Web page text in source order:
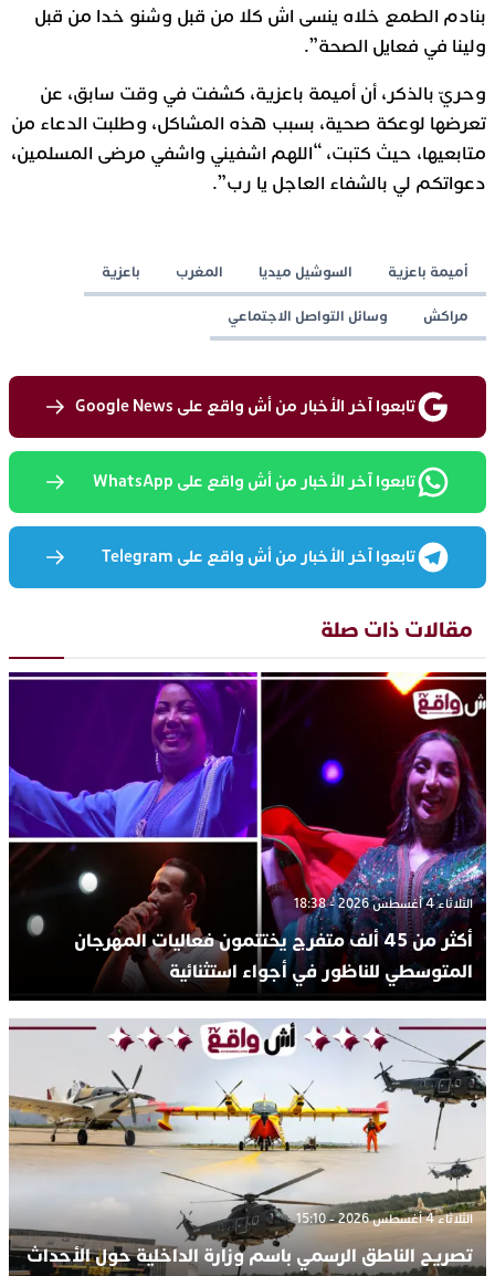
بنادم الطمع خلاه ينسى اش كلا من قبل وشنو خدا من قبل
ولينا في فعايل الصحة”.
وحريّ بالذكر، أن أميمة باعزية، كشفت في وقت سابق، عن
تعرضها لوعكة صحية، بسبب هذه المشاكل، وطلبت الدعاء من
متابعيها، حيث كتبت، “اللهم اشفيني واشفي مرضى المسلمين،
دعواتكم لي بالشفاء العاجل يا رب”.
أميمة باعزية السوشيل ميديا المغرب باعزية
مراكش وسائل التواصل الاجتماعي
تابعوا آخر الأخبار من أش واقع على Google News
تابعوا آخر الأخبار من أش واقع على WhatsApp
تابعوا آخر الأخبار من أش واقع على Telegram
مقالات ذات صلة
الثلاثاء 4 أغسطس 2026 - 18:38
أكثر من 45 ألف متفرج يختتمون فعاليات المهرجان
المتوسطي للناظور في أجواء استثنائية
الثلاثاء 4 أغسطس 2026 - 15:10
تصريح الناطق الرسمي باسم وزارة الداخلية حول الأحداث